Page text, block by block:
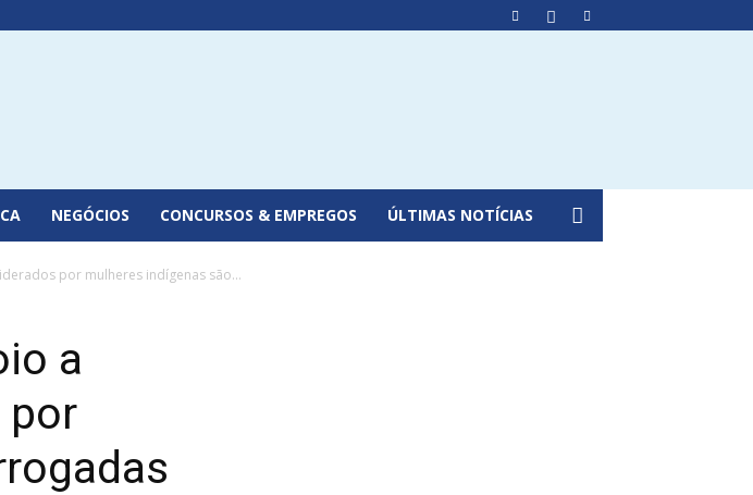
NEGÓCIOS CONCURSOS & EMPREGOS ÚLTIMAS NOTÍCIAS
por mulheres indígenas são...
a
por